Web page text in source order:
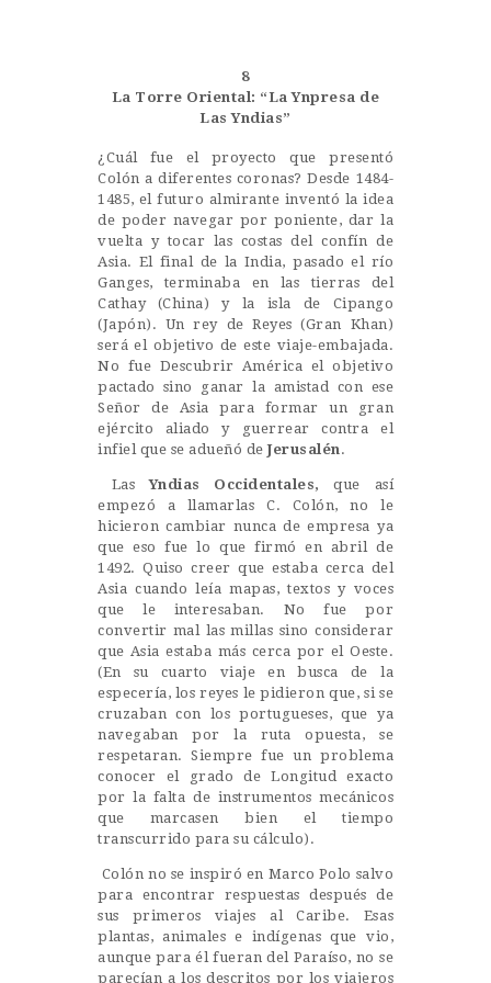
Castillo Monumento Colomares
BENALMÁDENA
INICIO
HISTORIA
CONSTRUCCIÓN
FOTOS
8
La Torre Oriental: “La Ynpresa de
Las Yndias”
¿Cuál fue el proyecto que presentó
Colón a diferentes coronas? Desde 1484-
1485, el futuro almirante inventó la idea
de poder navegar por poniente, dar la
vuelta y tocar las costas del confín de
Asia. El final de la India, pasado el río
Ganges, terminaba en las tierras del
Cathay (China) y la isla de Cipango
(Japón). Un rey de Reyes (Gran Khan)
será el objetivo de este viaje-embajada.
No fue Descubrir América el objetivo
pactado sino ganar la amistad con ese
Señor de Asia para formar un gran
ejército aliado y guerrear contra el
infiel que se adueñó deJerusalén .
LasYndias Occidentales,
que así
empezó a llamarlas C. Colón, no le
hicieron cambiar nunca de empresa ya
que eso fue lo que firmó en abril de
1492. Quiso creer que estaba cerca del
Asia cuando leía mapas, textos y voces
que le interesaban. No fue por
convertir mal las millas sino considerar
que Asia estaba más cerca por el Oeste.
(En su cuarto viaje en busca de la
especería, los reyes le pidieron que, si se
cruzaban con los portugueses, que ya
navegaban por la ruta opuesta, se
respetaran. Siempre fue un problema
conocer el grado de Longitud exacto
por la falta de instrumentos mecánicos
que marcasen bien el tiempo
transcurrido para su cálculo).
Colón no se inspiró en Marco Polo salvo
para encontrar respuestas después de
sus primeros viajes al Caribe. Esas
plantas, animales e indígenas que vio,
aunque para él fueran del Paraíso, no se
parecían a los descritos por los viajeros